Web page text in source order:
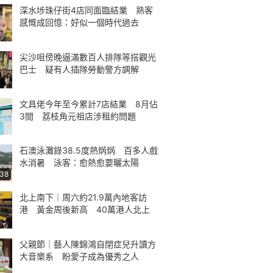
深水埗珠仔街4店同面臨結業 熟客
感慨成回憶：好似一個時代過去
尖沙咀傍晚逼滿數百人排隊等搭觀光
巴士 疑有人插隊勞動警方調解
文具佬今年至今累計7店結業 8月佔
3間 荔枝角元祖店涉租約問題
石澳泳灘錄38.5度熱焫焫 百多人戲
水消暑 泳客：愈熱愈要曬太陽
北上南下｜周六約21.9萬內地客訪
港 黃金周後新高 40萬港人北上
父親節｜藝人陳錦鴻自閉症兒升讀方
大音樂系 盼愛子成為優秀之人